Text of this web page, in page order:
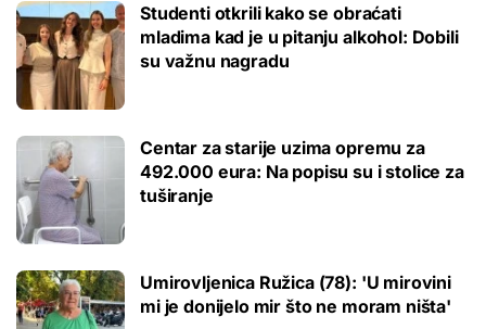
Studenti otkrili kako se obraćati
mladima kad je u pitanju alkohol: Dobili
su važnu nagradu
Centar za starije uzima opremu za
492.000 eura: Na popisu su i stolice za
tuširanje
Umirovljenica Ružica (78): 'U mirovini
mi je donijelo mir što ne moram ništa'